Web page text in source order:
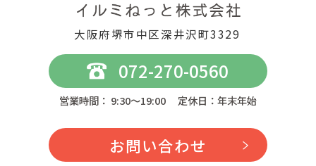
大阪府堺市中区深井沢町3329
072-270-0560
営業時間： 9:30～19:00 定休日：年末年始
お問い合わせ